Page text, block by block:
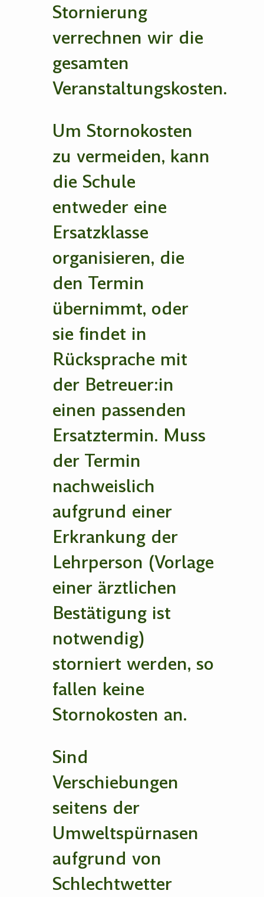
Stornierung
verrechnen wir die
gesamten
Veranstaltungskosten.
Um Stornokosten
zu vermeiden, kann
die Schule
entweder eine
Ersatzklasse
organisieren, die
den Termin
übernimmt, oder
sie findet in
Rücksprache mit
der Betreuer:in
einen passenden
Ersatztermin. Muss
der Termin
nachweislich
aufgrund einer
Erkrankung der
Lehrperson (Vorlage
einer ärztlichen
Bestätigung ist
notwendig)
storniert werden, so
fallen keine
Stornokosten an.
Sind
Verschiebungen
seitens der
Umweltspürnasen
aufgrund von
Schlechtwetter